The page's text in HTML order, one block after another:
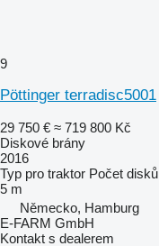
9
Pöttinger terradisc5001
29 750 € ≈ 719 800 Kč
Diskové brány
2016
Typ pro traktor Počet disků
5 m
Německo, Hamburg
E-FARM GmbH
Kontakt s dealerem